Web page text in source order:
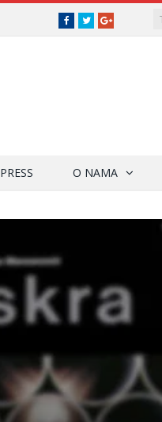
Facebook
TwitterGoogle+
PRESS O NAMA